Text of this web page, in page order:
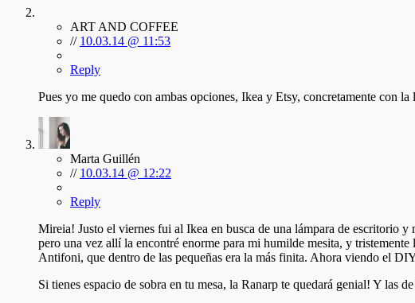
ART AND COFFEE
// 10.03.14 @ 11:53
Reply
Pues yo me quedo con ambas opciones, Ikea y Etsy, concretamente con la
Marta Guillén
// 10.03.14 @ 12:22
Reply
Mireia! Justo el viernes fui al Ikea en busca de una lámpara de escritorio
pero una vez allí la encontré enorme para mi humilde mesita, y
Antifoni, que dentro de las pequeñas era la más finita. Ahora viendo el
Si tienes espacio de sobra en tu mesa, la Ranarp te quedará genial! Y las